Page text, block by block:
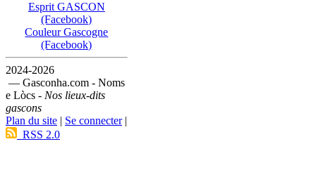
Esprit GASCON
(Facebook)
Couleur Gascogne
(Facebook)
2024-2026
— Gasconha.com - Noms
e Lòcs - Nos lieux-dits
gascons
Plan du site | Se connecter|
RSS 2.0